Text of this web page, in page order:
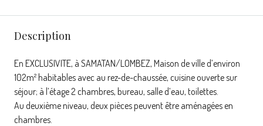
Description
En EXCLUSIVITE, à SAMATAN/LOMBEZ, Maison de ville d’environ
102m² habitables avec au rez-de-chaussée, cuisine ouverte sur
séjour; à l’étage 2 chambres, bureau, salle d’eau, toilettes.
Au deuxième niveau, deux pièces peuvent être aménagées en
chambres.